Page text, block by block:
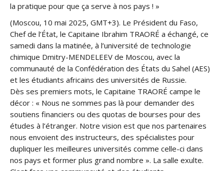
la pratique pour que ça serve à nos pays ! »
(Moscou, 10 mai 2025, GMT+3). Le Président du Faso,
Chef de l’État, le Capitaine Ibrahim TRAORÉ a échangé, ce
samedi dans la matinée, à l’université de technologie
chimique Dmitry-MENDELEEV de Moscou, avec la
communauté de la Confédération des États du Sahel (AES)
et les étudiants africains des universités de Russie.
Dès ses premiers mots, le Capitaine TRAORÉ campe le
décor : « Nous ne sommes pas là pour demander des
soutiens financiers ou des quotas de bourses pour des
études à l’étranger. Notre vision est que nos partenaires
nous envoient des instructeurs, des spécialistes pour
dupliquer les meilleures universités comme celle-ci dans
nos pays et former plus grand nombre ». La salle exulte.